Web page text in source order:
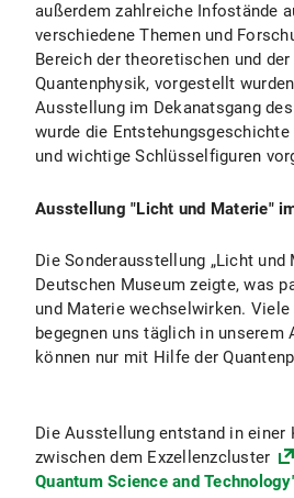
außerdem zahlreiche Infostände
verschiedene Themen und
Bereich der theoretischen und
Quantenphysik, vorgestellt
Ausstellung im Dekanatsgang
wurde die Entstehungsgeschichte
und wichtige Schlüsselfiguren
Ausstellung "Licht und Materie"
Die Sonderausstellung „Licht und
Deutschen Museum zeigte, was
und Materie wechselwirken.
begegnen uns täglich in unserem
können nur mit Hilfe der
Die Ausstellung entstand in einer
zwischen dem Exzellenzcluster
Quantum Science and